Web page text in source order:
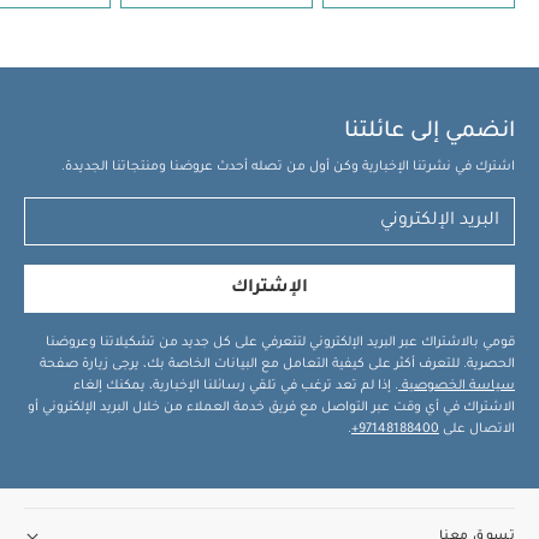
انضمي إلى عائلتنا
اشترك في نشرتنا الإخبارية وكن أول من تصله أحدث عروضنا ومنتجاتنا الجديدة.
الإشتراك
قومي بالاشتراك عبر البريد الإلكتروني لتتعرفي على كل جديد من تشكيلاتنا وعروضنا
الحصرية. للتعرف أكثر على كيفية التعامل مع البيانات الخاصة بك، يرجى زيارة صفحة
سياسة الخصوصية . إذا لم تعد ترغب في تلقي رسائلنا الإخبارية، يمكنك إلغاء
الاشتراك في أي وقت عبر التواصل مع فريق خدمة العملاء من خلال البريد الإلكتروني أو
الاتصال على 97148188400+
.